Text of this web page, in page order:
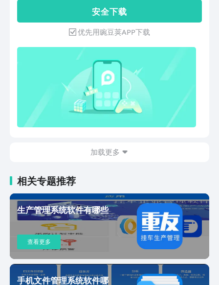
好：简洁直观的界面设计，易上手操作，
用户体验佳。
zip、7z、rar等常用的几十种格式压缩
包。支持解压与压缩、支持加密压缩、支
持加密解压等功能；【PDF转换】常用
office软件： Excel、表格 、TXT；图片格
式：JPG, GIF, PNG；【测网速】让人们
更快更好的了解自己当前的网速。
安 全 下 载
优先用豌豆荚APP下载
加载更多
相关专题推荐
生产管理系统软件有哪些
查看更多
手机文件管理系统软件哪